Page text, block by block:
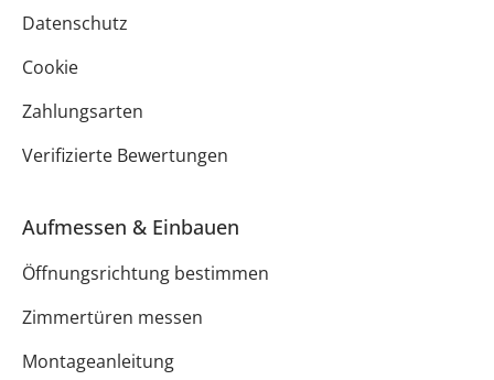
Datenschutz
Cookie
Zahlungsarten
Verifizierte Bewertungen
Aufmessen & Einbauen
Öffnungsrichtung bestimmen
Zimmertüren messen
Montageanleitung